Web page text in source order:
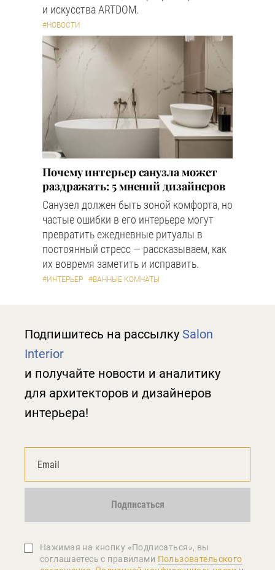
и искусства ARTDOM.
#НОВОСТИ
Почему интерьер санузла может
раздражать: 5 мнений дизайнеров
Санузел должен быть зоной комфорта, но
частые ошибки в его интерьере могут
превратить ежедневные ритуалы в
постоянный стресс — рассказываем, как
их вовремя заметить и исправить.
#ИНТЕРЬЕР #ВАННЫЕ КОМНАТЫ
Подпишитесь на рассылку Salon
Interior
и получайте новости и аналитику
для архитекторов и дизайнеров
интерьера!
Подписаться
Нажимая на кнопку «Подписаться», вы
соглашаетеcь с правилами Пользовательского